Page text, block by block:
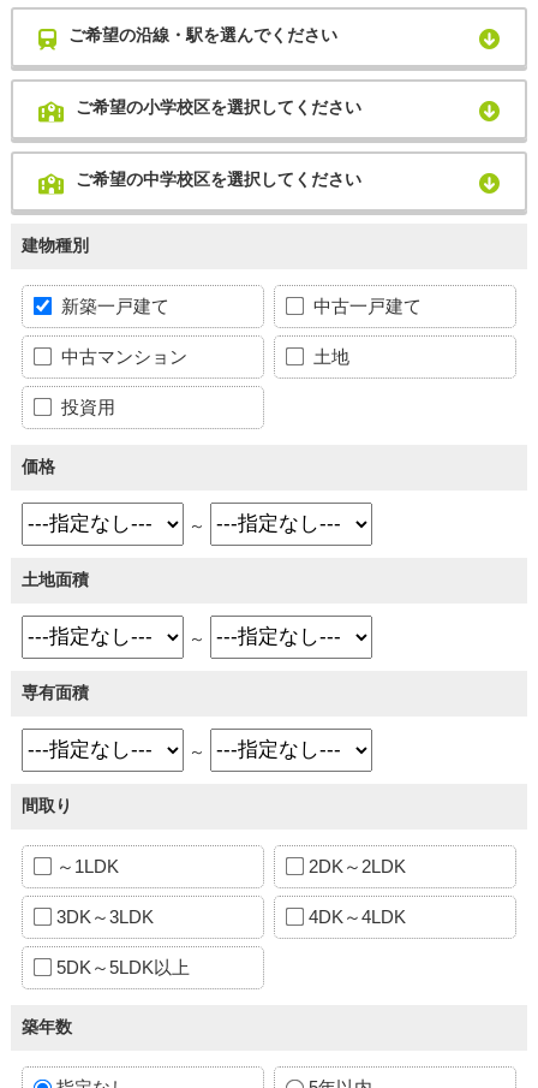
ご希望の沿線・駅を選んでください
ご希望の小学校区を選択してください
ご希望の中学校区を選択してください
建物種別
新築一戸建て 中古一戸建て
中古マンション 土地
投資用
価格
～
土地面積
～
専有面積
～
間取り
～1LDK 2DK～2LDK
3DK～3LDK 4DK～4LDK
5DK～5LDK以上
築年数